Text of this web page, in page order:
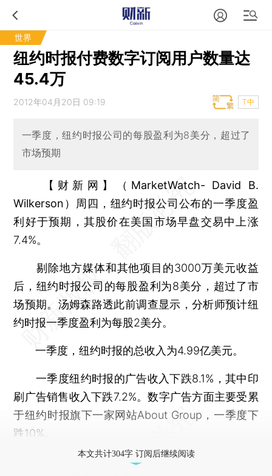
世界
纽约时报付费数字订阅用户数量达
45.4万
2012年04月20日 09:19 T中
一季度，纽约时报公司的每股盈利为8美分，超过了
市场预期
【财新网】（MarketWatch- David B.
Wilkerson） 周四，纽约时报公司公布的一季度盈
利好于预期，其股价在美国市场早盘交易中上涨
7.4%。
剔除地方媒体和其他项目的3000万美元收益
后，纽约时报公司的每股盈利为8美分，超过了市
场预期。汤姆森路透此前调查显示，分析师预计纽
约时报一季度盈利为每股2美分。
一季度，纽约时报的总收入为4.99亿美元。
一季度纽约时报的广告收入下跌8.1%，其中印
刷广告销售收入下跌7.2%。数字广告方面主要受累
于纽约时报旗下一家网站About Group，一季度下
跌10%。
本文共计304字 订阅后继续阅读